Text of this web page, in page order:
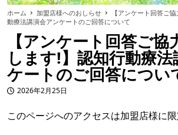
ホーム 加盟店様へのおしらせ
【アンケート回答ご
動療法講演会アンケートのご回答について
【アンケート回答ご
します!】認知行動療
ケートのご回答につい
投稿日2026年2月25日
このページへのアクセスは加盟店様に限